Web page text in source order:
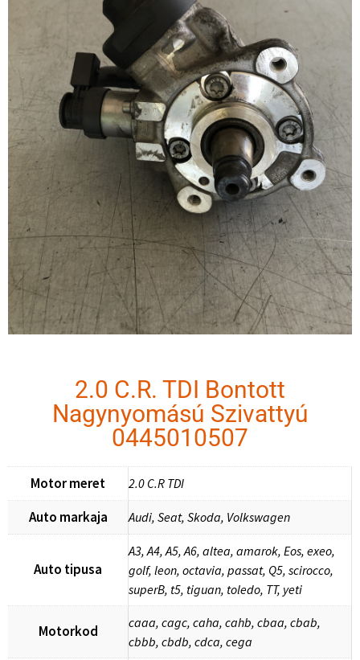
2.0 C.R. TDI Bontott
Nagynyomású Szivattyú
0445010507
Motor meret 2.0 C.R TDI
Auto markaja Audi, Seat, Skoda, Volkswagen
Auto tipusa
A3, A4, A5, A6, altea, amarok, Eos, exeo,
golf, leon, octavia, passat, Q5, scirocco,
superB, t5, tiguan, toledo, TT, yeti
Motorkod
caaa, cagc, caha, cahb, cbaa, cbab,
cbbb, cbdb, cdca, cega